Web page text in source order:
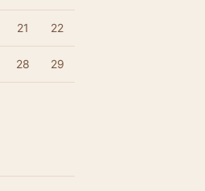
21 22
28 29